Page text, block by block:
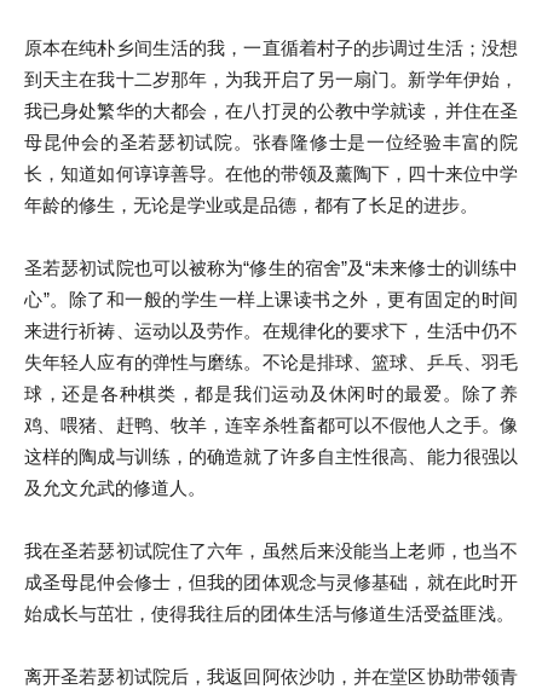
原本在纯朴乡间生活的我，一直循着村子的步调过生活；没想
到天主在我十二岁那年，为我开启了另一扇门。新学年伊始，
我已身处繁华的大都会，在八打灵的公教中学就读，并住在圣
母昆仲会的圣若瑟初试院。张春隆修士是一位经验丰富的院
长，知道如何谆谆善导。在他的带领及薰陶下，四十来位中学
年龄的修生，无论是学业或是品德，都有了长足的进步。
圣若瑟初试院也可以被称为“修生的宿舍”及“未来修士的训练中
心”。除了和一般的学生一样上课读书之外，更有固定的时间
来进行祈祷、运动以及劳作。在规律化的要求下，生活中仍不
失年轻人应有的弹性与磨练。不论是排球、篮球、乒乓、羽毛
球，还是各种棋类，都是我们运动及休闲时的最爱。除了养
鸡、喂猪、赶鸭、牧羊，连宰杀牲畜都可以不假他人之手。像
这样的陶成与训练，的确造就了许多自主性很高、能力很强以
及允文允武的修道人。
我在圣若瑟初试院住了六年，虽然后来没能当上老师，也当不
成圣母昆仲会修士，但我的团体观念与灵修基础，就在此时开
始成长与茁壮，使得我往后的团体生活与修道生活受益匪浅。
离开圣若瑟初试院后，我返回阿依沙叻，并在堂区协助带领青